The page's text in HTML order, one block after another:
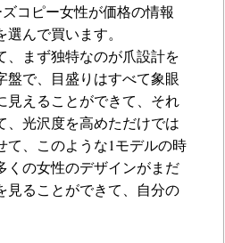
コピー女性が価格の情報
んで買います。
、まず独特なのが爪設計を
盤で、目盛りはすべて象眼
見えることができて、それ
、光沢度を高めただけでは
て、このような1モデルの時
くの女性のデザインがまだ
見ることができて、自分の